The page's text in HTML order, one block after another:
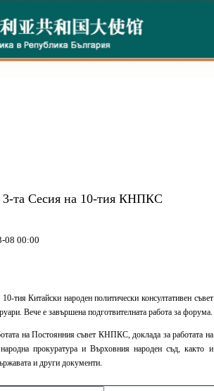
3-та Сесия на 10-тия КНПКС
08 00:00
тия Китайски народен политически консултативен съвет
Вече е завършена подготвителната работа за форума.
на Постоянния съвет КНПКС, доклада за работата на
прокуратура и Върховния народен съд, както и
и други документи.